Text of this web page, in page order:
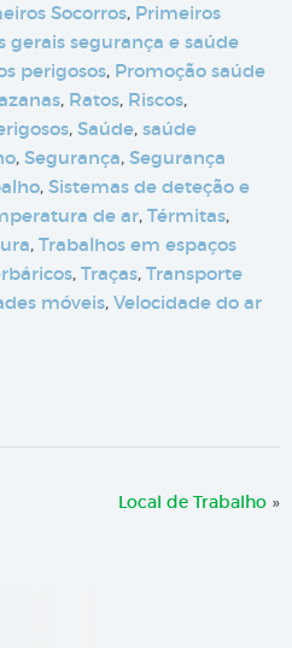
Socorros, Primeiros
gerais segurança e saúde
perigosos, Promoção saúde
, Ratos, Riscos,
, Saúde, saúde
, Segurança, Segurança
, Sistemas de deteção e
de ar, Térmitas,
, Trabalhos em espaços
, Traças, Transporte
móveis, Velocidade do ar
Local de Trabalho »